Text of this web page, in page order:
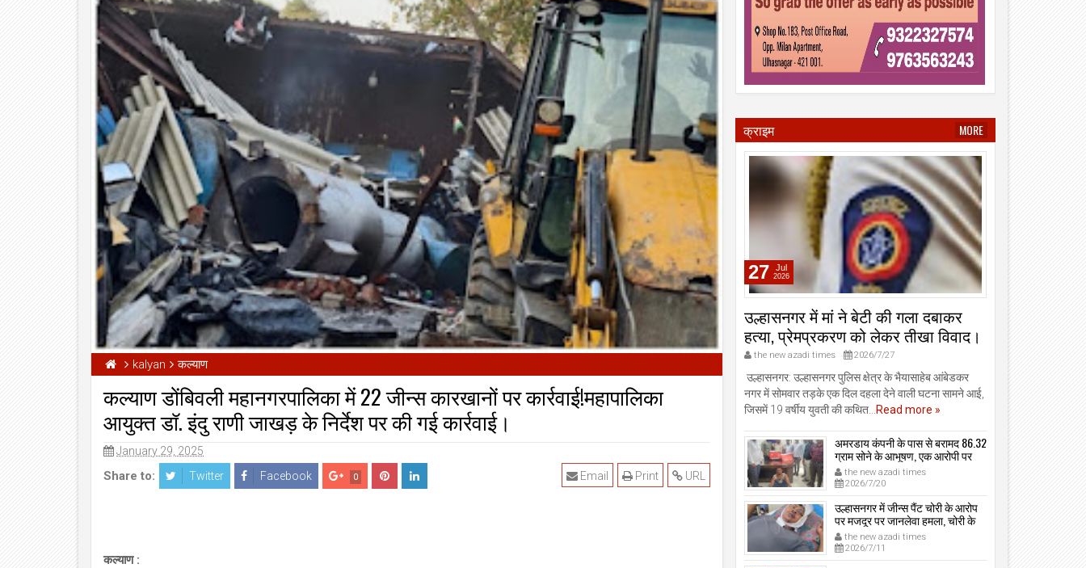
kalyan कल्याण
कल्याण डोंबिवली महानगरपालिका में 22 जीन्स कारखानों पर कार्रवाई!महापालिका
आयुक्त डॉ. इंदु राणी जाखड़ के निर्देश पर की गई कार्रवाई।
January 29, 2025
Share to: Twitter Facebook 0 URL
Print
Email
कल्याण :
क्राइम MORE
27 Jul
2026
उल्हासनगर में मां ने बेटी की गला दबाकर
हत्या, प्रेमप्रकरण को लेकर तीखा विवाद।
the new azadi times 2026/7/27
उल्हासनगर: उल्हासनगर पुलिस क्षेत्र के भैयासाहेब आंबेडकर
नगर में सोमवार तड़के एक दिल दहला देने वाली घटना सामने आई,
जिसमें 19 वर्षीय युवती की कथित...Read more »
अमरडाय कंपनी के पास से बरामद 86.32
ग्राम सोने के आभूषण, एक आरोपी पर
मामला दर्ज, उल्हासनगर-भायखळा पुलिस
ने घरफोड़ियों के संबंध में एक आरोपी से
महत्वपूर्ण पूछताछ के बाद आरोपी के साथी
के ठिकाने से 10,90,261 रुपये मूल्य के
सोने के आभूषण बरामद किए।
the new azadi times
2026/7/20
उल्हासनगर में जीन्स पैंट चोरी के आरोप
पर मजदूर पर जानलेवा हमला, चोरी के
संदेह में किडनैप कर कराई पिटाई, मजदूर
गंभीर रूप से जख्मी।
the new azadi times
2026/7/11